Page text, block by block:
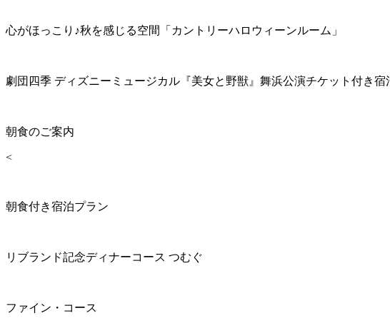
心がほっこり♪秋を感じる空間「カントリーハロウィーンルーム」
劇団四季 ディズニーミュージカル『美女と野獣』舞浜公演チケット付き宿
朝食のご案内
<
朝食付き宿泊プラン
リブランド記念ディナーコース つむぐ
ファイン・コース